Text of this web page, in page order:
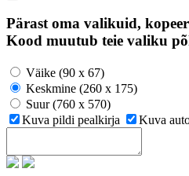
Pärast oma valikuid,
Kood muutub teie valiku
Väike (90 x 67)
Keskmine (260 x 175)
Suur (760 x 570)
Kuva pildi pealkirja
Kuva